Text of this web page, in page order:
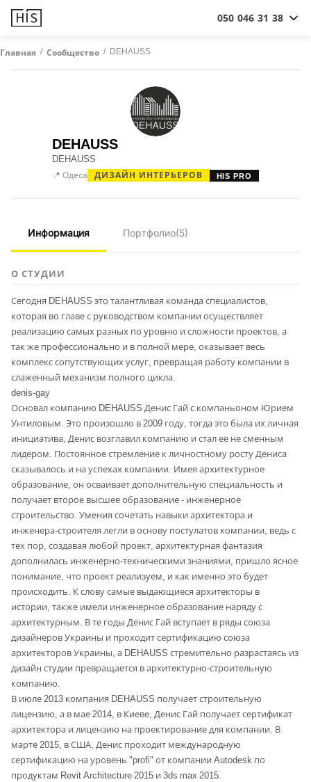
050 046 31 38
Главная / Сообщество / DEHAUSS
DEHAUSS
DEHAUSS
📍 Одеса ДИЗАЙН ИНТЕРЬЕРОВ HIS PRO
Информация Портфолио(5)
О СТУДИИ
Сегодня DEHAUSS это талантливая команда специалистов,
которая во главе с руководством компании осуществляет
реализацию самых разных по уровню и сложности проектов, а
так же профессионально и в полной мере, оказывает весь
комплекс сопутствующих услуг, превращая работу компании в
слаженный механизм полного цикла.
denis-gay
Основал компанию DEHAUSS Денис Гай с компаньоном Юрием
Унтиловым. Это произошло в 2009 году, тогда это была их личная
инициатива, Денис возглавил компанию и стал ее не сменным
лидером. Постоянное стремление к личностному росту Дениса
сказывалось и на успехах компании. Имея архитектурное
образование, он осваивает дополнительную специальность и
получает второе высшее образование - инженерное
строительство. Умения сочетать навыки архитектора и
инженера-строителя легли в основу постулатов компании, ведь с
тех пор, создавая любой проект, архитектурная фантазия
дополнилась инженерно-техническими знаниями, пришло ясное
понимание, что проект реализуем, и как именно это будет
происходить. К слову самые выдающиеся архитекторы в
истории, также имели инженерное образование наряду с
архитектурным. В те годы Денис Гай вступает в ряды союза
дизайнеров Украины и проходит сертификацию союза
архитекторов Украины, а DEHAUSS стремительно разрастаясь из
дизайн студии превращается в архитектурно-строительную
компанию.
В июле 2013 компания DEHAUSS получает строительную
лицензию, а в мае 2014, в Киеве, Денис Гай получает сертификат
архитектора и лицензию на проектирование для компании. В
марте 2015, в США, Денис проходит международную
сертификацию на уровень "profi" от компании Autodesk по
продуктам Revit Architecture 2015 и 3ds max 2015.